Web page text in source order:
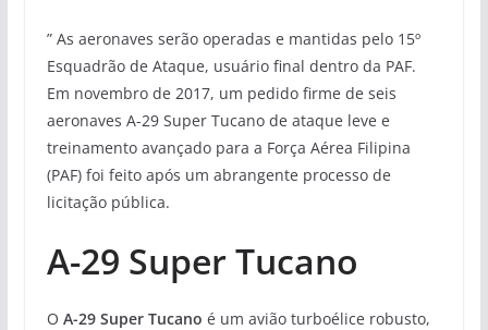
” As aeronaves serão operadas e mantidas pelo 15º
Esquadrão de Ataque, usuário final dentro da PAF.
Em novembro de 2017, um pedido firme de seis
aeronaves A-29 Super Tucano de ataque leve e
treinamento avançado para a Força Aérea Filipina
(PAF) foi feito após um abrangente processo de
licitação pública.
A-29 Super Tucano
O A-29 Super Tucano é um avião turboélice robusto,